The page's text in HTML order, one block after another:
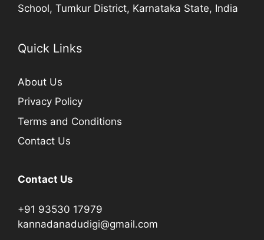
School, Tumkur District, Karnataka State, India
Quick Links
About Us
Privacy Policy
Terms and Conditions
Contact Us
Contact Us
+91 93530 17979
kannadanadudigi@gmail.com